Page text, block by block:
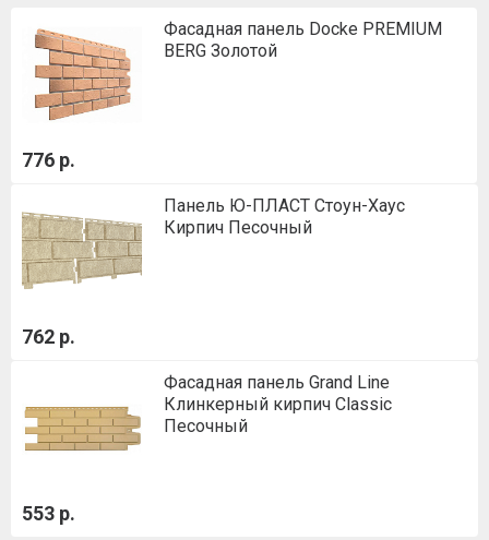
Фасадная панель Docke PREMIUM
BERG Золотой
776 р.
Панель Ю-ПЛАСТ Стоун-Хаус
Кирпич Песочный
762 р.
Фасадная панель Grand Line
Клинкерный кирпич Classic
Песочный
553 р.